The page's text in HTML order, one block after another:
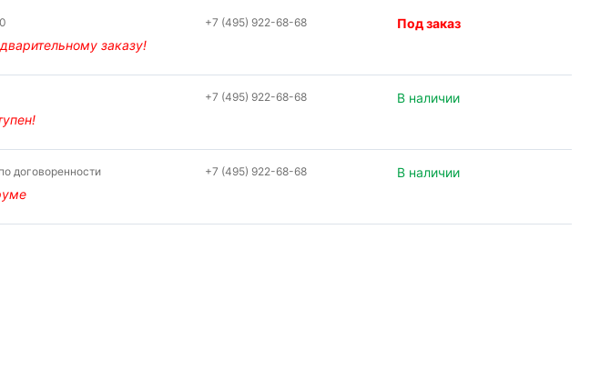
заказу!
+7 (495) 922-68-68 Под заказ
+7 (495) 922-68-68 В наличии
договоренности +7 (495) 922-68-68 В наличии